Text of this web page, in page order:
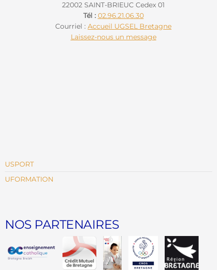
22002 SAINT-BRIEUC Cedex 01
Tél : 02.96.21.06.30
Courriel : Accueil UGSEL Bretagne
Laissez-nous un message
USPORT
UFORMATION
NOS PARTENAIRES